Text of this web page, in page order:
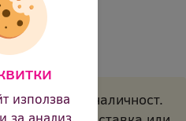
0037
изчерпана наличност.
използва